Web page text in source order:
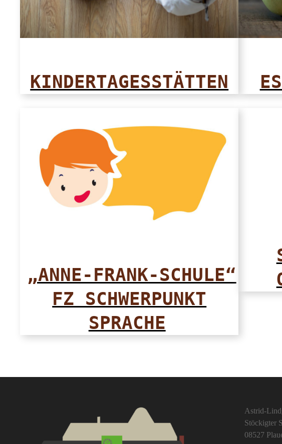
KINDERTAGESSTÄTTEN
„ANNE-FRANK-SCHULE“
FZ SCHWERPUNKT
SPRACHE
Astrid-
Stöckigter
08527